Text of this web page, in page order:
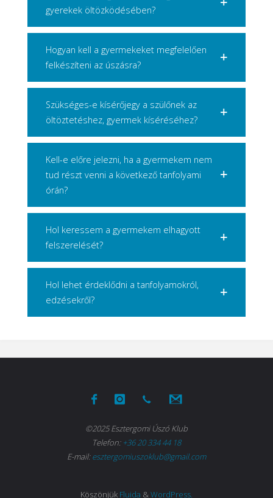
gyerekek öltözködésében?
Hogyan kell a gyermekeket megfelelően
felkészíteni az úszásra?
Szükséges-e kísérőjegy a szülőnek az
öltöztetéshez, gyermek kíséréséhez?
Kell-e előre jelezni, ha a gyermekem nem
tud részt venni a következő tanfolyami
órán?
Hol keressem a gyermekem elhagyott
felszerelését?
Hol lehet érdeklődni a tanfolyamokról,
edzésekről?
©2025 Esztergomi Úszó Klub
Telefon: +36 20 334 44 18
E-mail:esztergomiuszoklub@gmail.com
Köszönjük Fluida &WordPress.